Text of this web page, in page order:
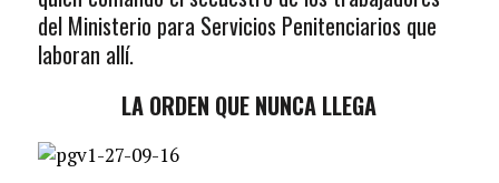
del Ministerio para Servicios Penitenciarios que
laboran allí.
LA ORDEN QUE NUNCA LLEGA